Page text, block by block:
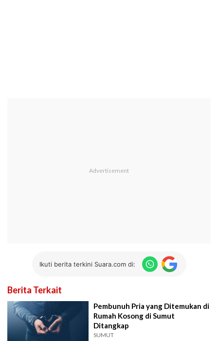
Ikuti berita terkini Suara.com di:
Berita Terkait
Pembunuh Pria yang Ditemukan di
Rumah Kosong di Sumut
Ditangkap
SUMUT